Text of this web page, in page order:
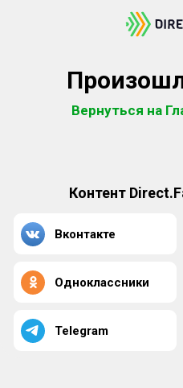
Вернуться на
Контент
Вконтакте
Одноклассники
Telegram